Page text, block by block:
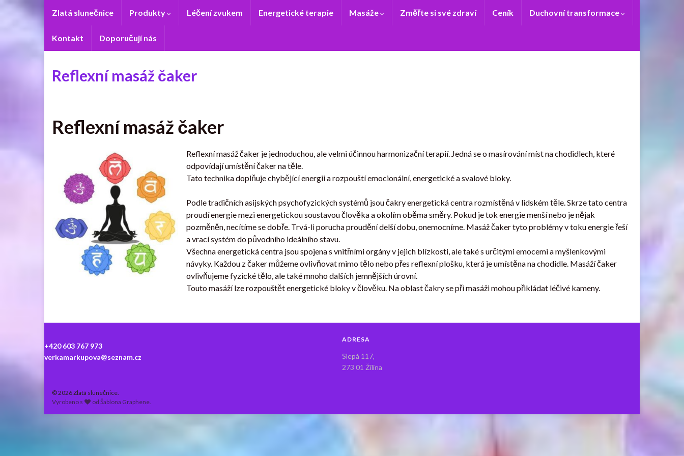
Zlatá slunečnice Produkty Léčení zvukem Energetické terapie Masáže Změřte si své zdraví Ceník Duchovní transformace
Kontakt Doporučují nás
Reflexní masáž čaker
Reflexní masáž čaker
Reflexní masáž čaker je jednoduchou, ale velmi účinnou harmonizační terapií. Jedná se o masírování míst na chodidlech, které
odpovídají umístění čaker na těle.
Tato technika doplňuje chybějící energii a rozpouští emocionální, energetické a svalové bloky.
Podle tradičních asijských psychofyzických systémů jsou čakry energetická centra rozmístěná v lidském těle. Skrze tato centra
proudí energie mezi energetickou soustavou člověka a okolím oběma směry. Pokud je tok energie menší nebo je nějak
pozměněn, necítíme se dobře. Trvá-li porucha proudění delší dobu, onemocníme. Masáž čaker tyto problémy v toku energie řeší
a vrací systém do původního ideálního stavu.
Všechna energetická centra jsou spojena s vnitřními orgány v jejich blízkosti, ale také s určitými emocemi a myšlenkovými
návyky. Každou z čaker můžeme ovlivňovat mimo tělo nebo přes reflexní plošku, která je umístěna na chodidle. Masáží čaker
ovlivňujeme fyzické tělo, ale také mnoho dalších jemnějších úrovní.
Touto masáží lze rozpouštět energetické bloky v člověku. Na oblast čakry se při masáži mohou přikládat léčivé kameny.
+420 603 767 973
verkamarkupova@seznam.cz
ADRESA
Slepá 117,
273 01 Žilina
© 2026 Zlatá slunečnice.
Vyrobeno s
odŠablona Graphene.